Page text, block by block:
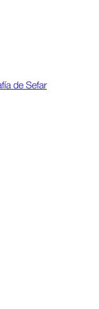
de Sefar